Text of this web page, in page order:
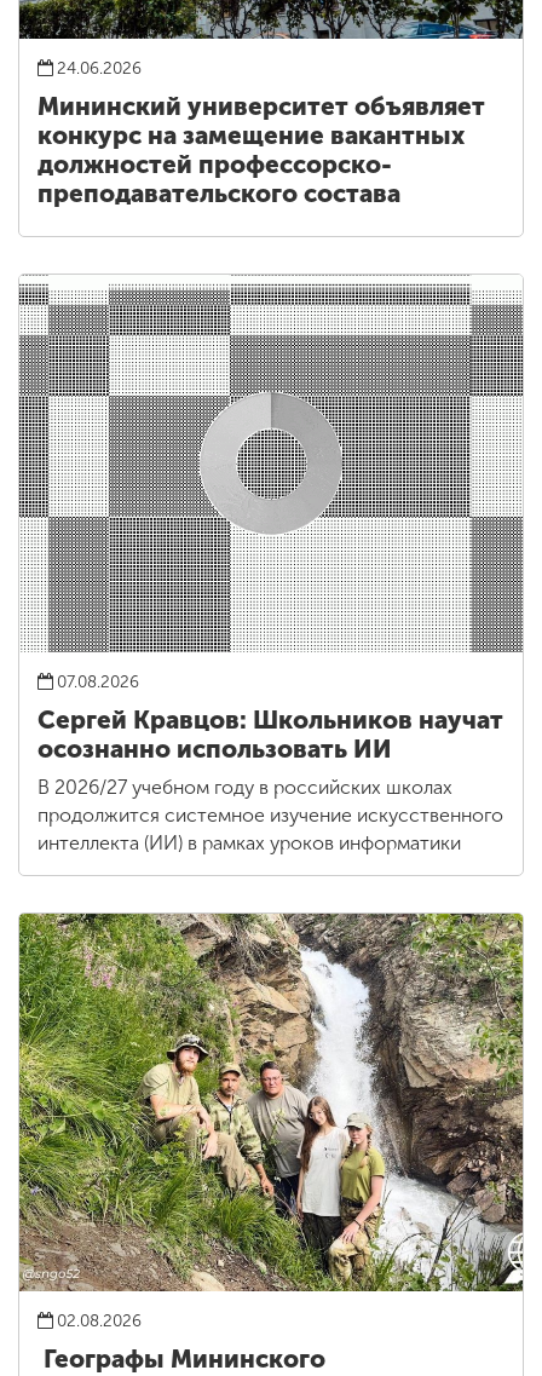
24.06.2026
Мининский университет объявляет
конкурс на замещение вакантных
должностей профессорско-
преподавательского состава
07.08.2026
Сергей Кравцов: Школьников научат
осознанно использовать ИИ
В 2026/27 учебном году в российских школах
продолжится системное изучение искусственного
интеллекта (ИИ) в рамках уроков информатики
02.08.2026
Географы Мининского